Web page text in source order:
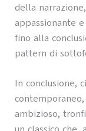
della
appassionante
fino alla
pattern di
In conclusione,
ambizioso,